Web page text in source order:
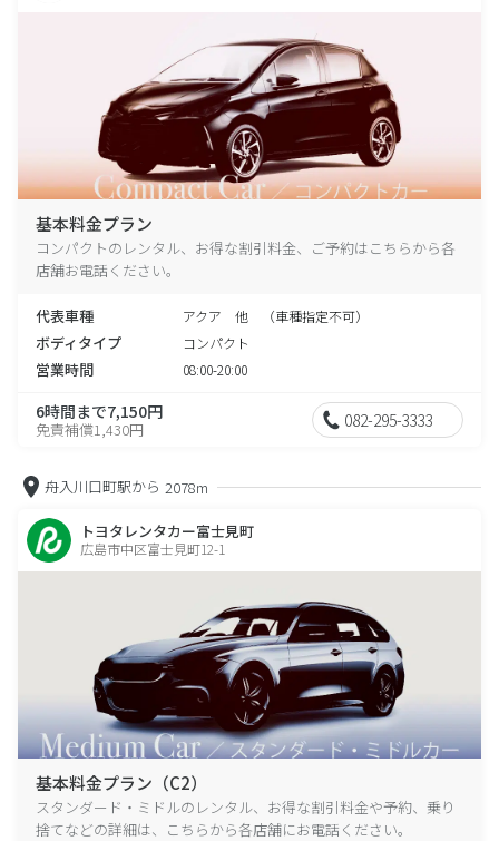
基本料金プラン
コンパクトのレンタル、お得な割引料金、ご予約はこちらから各
店舗お電話ください。
代表車種 アクア 他 （車種指定不可）
ボディタイプ コンパクト
営業時間 08:00-20:00
6時間まで7,150円
免責補償1,430円 082-295-3333
舟入川口町駅から 2078m
トヨタレンタカー富士見町
広島市中区富士見町12-1
基本料金プラン（C2）
スタンダード・ミドルのレンタル、お得な割引料金や予約、乗り
捨てなどの詳細は、こちらから各店舗にお電話ください。